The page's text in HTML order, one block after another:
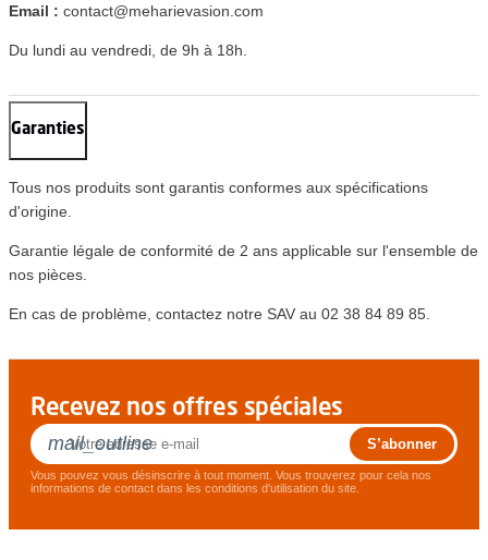
Email : contact@meharievasion.com
Du lundi au vendredi, de 9h à 18h.
Garanties
Tous nos produits sont garantis conformes aux spécifications
d'origine.
Garantie légale de conformité de 2 ans applicable sur l'ensemble de
nos pièces.
En cas de problème, contactez notre SAV au 02 38 84 89 85.
Recevez nos offres spéciales
mail_outline
Vous pouvez vous désinscrire à tout moment. Vous trouverez pour cela nos
informations de contact dans les conditions d'utilisation du site.